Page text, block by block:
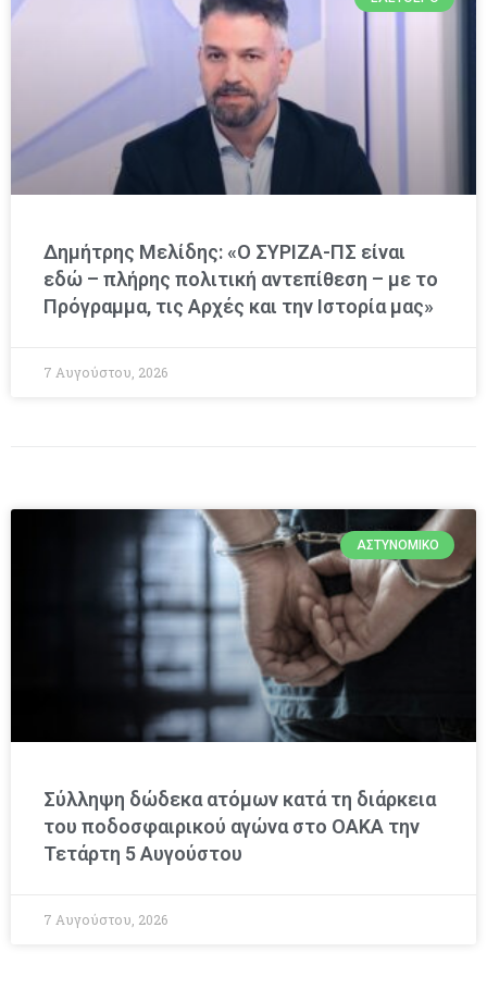
Δημήτρης Μελίδης: «Ο ΣΥΡΙΖΑ-ΠΣ είναι
εδώ – πλήρης πολιτική αντεπίθεση – με το
Πρόγραμμα, τις Αρχές και την Ιστορία μας»
7 Αυγούστου, 2026
ΑΣΤΥΝΟΜΙΚΌ
Σύλληψη δώδεκα ατόμων κατά τη διάρκεια
του ποδοσφαιρικού αγώνα στο ΟΑΚΑ την
Τετάρτη 5 Αυγούστου
7 Αυγούστου, 2026